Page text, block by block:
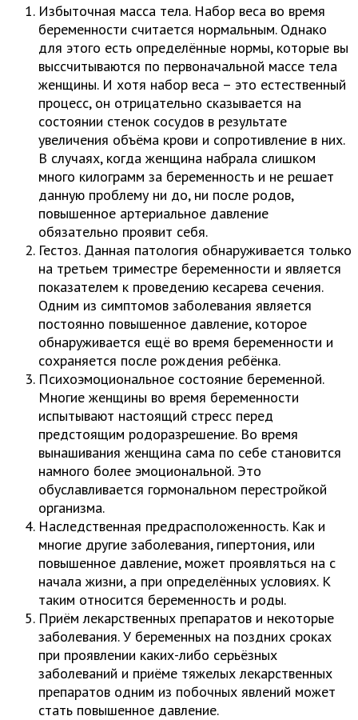
Избыточная масса тела. Набор веса во время
беременности считается нормальным. Однако
для этого есть определённые нормы, которые вы
выссчитываются по первоначальной массе тела
женщины. И хотя набор веса – это естественный
процесс, он отрицательно сказывается на
состоянии стенок сосудов в результате
увеличения объёма крови и сопротивление в них.
В случаях, когда женщина набрала слишком
много килограмм за беременность и не решает
данную проблему ни до, ни после родов,
повышенное артериальное давление
обязательно проявит себя.
Гестоз. Данная патология обнаруживается только
на третьем триместре беременности и является
показателем к проведению кесарева сечения.
Одним из симптомов заболевания является
постоянно повышенное давление, которое
обнаруживается ещё во время беременности и
сохраняется после рождения ребёнка.
Психоэмоциональное состояние беременной.
Многие женщины во время беременности
испытывают настоящий стресс перед
предстоящим родоразрешение. Во время
вынашивания женщина сама по себе становится
намного более эмоциональной. Это
обуславливается гормональном перестройкой
организма.
Наследственная предрасположенность. Как и
многие другие заболевания, гипертония, или
повышенное давление, может проявляться на с
начала жизни, а при определённых условиях. К
таким относится беременность и роды.
Приём лекарственных препаратов и некоторые
заболевания. У беременных на поздних сроках
при проявлении каких-либо серьёзных
заболеваний и приёме тяжелых лекарственных
препаратов одним из побочных явлений может
стать повышенное давление.